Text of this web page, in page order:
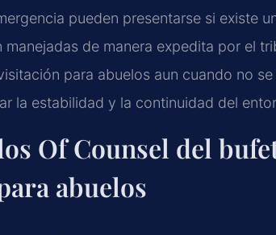
pueden presentarse si existe
manejadas de manera expedita por el
para abuelos aun cuando no
la estabilidad y la continuidad del
Of Counsel del
abuelos